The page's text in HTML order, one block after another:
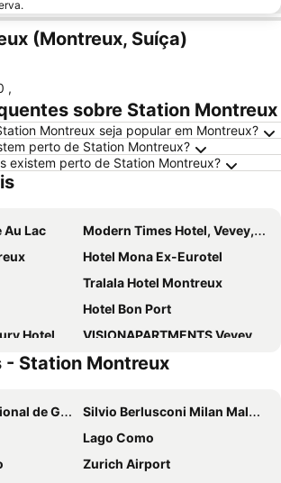
(Montreux, Suíça)
,
sobre Station Montreux
Montreux seja popular em Montreux?
perto de Station Montreux?
existem perto de Station Montreux?
Au Lac
Modern Times Hotel, Vevey, a Tribute Portfolio Hotel
Hotel Mona Ex-Eurotel
Tralala Hotel Montreux
Hotel Bon Port
Hotel
VISIONAPARTMENTS Vevey Rue des Communaux
Collection
La Rouvenaz
Hotel Abaca
Hotel de Chailly
Excelsior
des Trois Couronnes
- Station Montreux
International Airport
Silvio Berlusconi Milan Malpensa Airport
Lago Como
Zurich Airport